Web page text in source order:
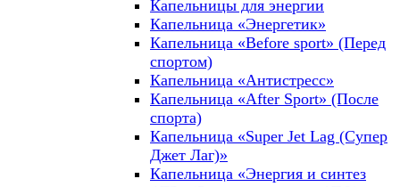
Капельницы для энергии
Капельница «Энергетик»
Капельница «Before sport» (Перед
спортом)
Капельница «Антистресс»
Капельница «After Sport» (После
спорта)
Капельница «Super Jet Lag (Супер
Джет Лаг)»
Капельница «Энергия и синтез